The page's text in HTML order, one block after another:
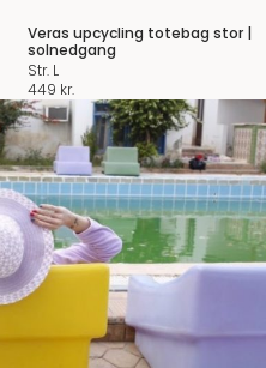
Veras upcycling totebag stor |
solnedgang
Str. L
449 kr.